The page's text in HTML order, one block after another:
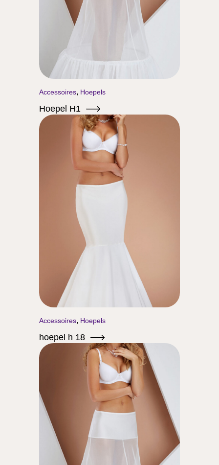
Accessoires, Hoepels
Hoepel H1
Accessoires, Hoepels
hoepel h 18